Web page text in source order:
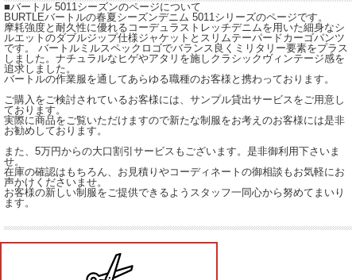
■バートル 5011シーズンのページについて
BURTLEバートルの春夏シーズンデニム 5011シリーズのページです。
摩耗強度と耐久性に優れるコーデュラストレッチデニムを用いた細身なシ
ルエットのダブルジップ仕様ジャケットとスリムテーパードカーゴパンツ
です。 バートルミルスペックロゴでバランス良くミリタリー要素をプラス
しました。ナチュラルなヒゲやアタリを施しクラシックヴィンテージ感を
追求しました。
バートルの作業服を通してあらゆる職種のお客様と携わっております。
ご購入をご検討されているお客様には、サンプル貸出サービスをご用意し
ております。
実際に商品をご覧いただけますので新たな制服をお考えのお客様には是非
お勧めしております。
また、5万円からの大口割引サービスもございます。是非御利用下さいま
せ。
在庫の確認はもちろん、お見積りやコーディネートの御相談もお気軽にお
声かけくださいませ。
お客様の新しい制服をご提供できるようスタッフ一同心から努めてまいり
ます。